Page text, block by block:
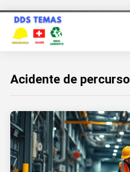
Acidente de percurso